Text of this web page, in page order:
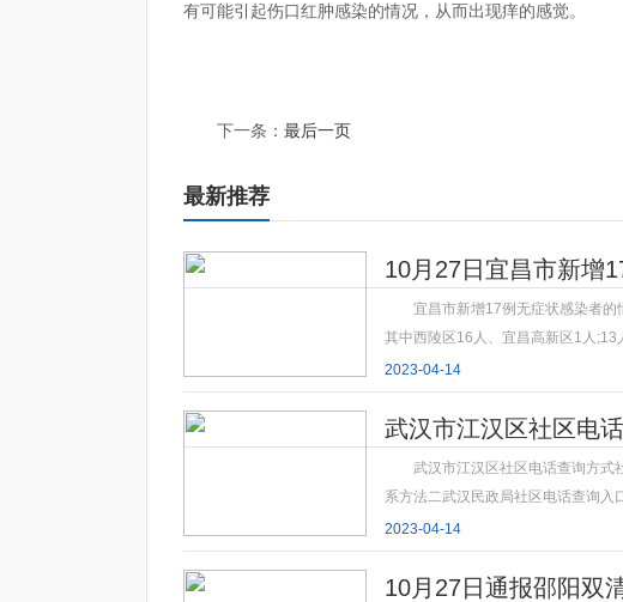
有可能引起伤口红肿感染的情况，从而出现痒的感觉。
下一条： 最后一页
最新推荐
10月27日宜昌市新增
宜昌市新增17例无症状感染者
其中西陵区16人、宜昌高新区1人;13
2023-04-14
武汉市江汉区社区电
武汉市江汉区社区电话查询方式
系方法二武汉民政局社区电话查询入
2023-04-14
10月27日通报邵阳双